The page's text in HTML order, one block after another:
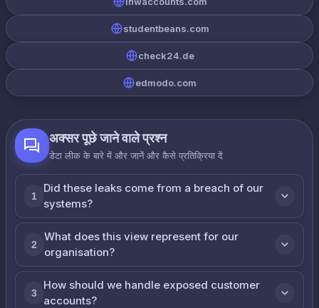
studentbeans.com
check24.de
edmodo.com
अक्सर पूछे जाने वाले प्रश्न
डेटा लीक के बारे में और जानें और कैसे प्रतिक्रिया दें
1
Did these leaks come from a breach of our
systems?
2
What does this view represent for our
organisation?
3
How should we handle exposed customer
accounts?